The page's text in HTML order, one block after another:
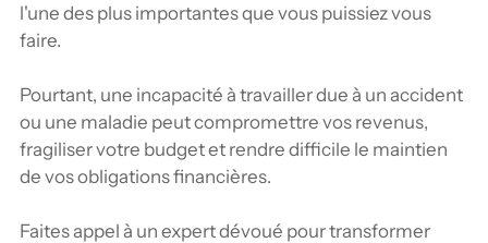
l'une des plus importantes que vous puissiez vous
faire.
Pourtant, une incapacité à travailler due à un accident
ou une maladie peut compromettre vos revenus,
fragiliser votre budget et rendre difficile le maintien
de vos obligations financières.
Faites appel à un expert dévoué pour transformer